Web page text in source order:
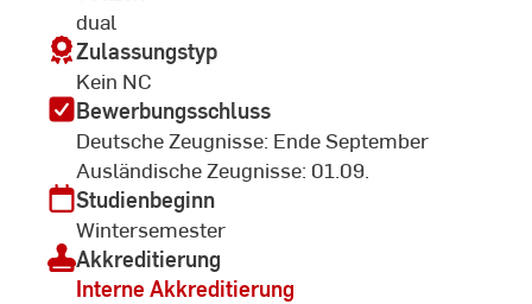
dual
Zulassungstyp
Kein NC
Bewerbungsschluss
Deutsche Zeugnisse: Ende September
Ausländische Zeugnisse: 01.09.
Studienbeginn
Wintersemester
Akkreditierung
Interne Akkreditierung